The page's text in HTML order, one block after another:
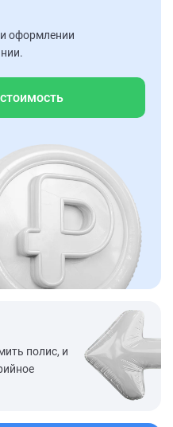
оформлении
полис, и